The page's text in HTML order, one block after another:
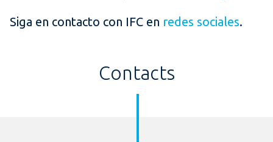
Siga en contacto con IFC en redes sociales.
Contacts